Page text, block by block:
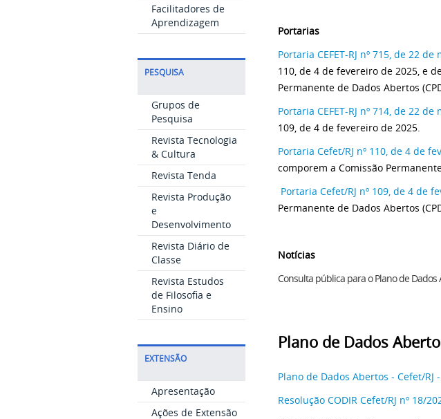
Facilitadores de
Aprendizagem
PESQUISA
Grupos de
Pesquisa
Revista Tecnologia
& Cultura
Revista Tenda
Revista Produção
e
Desenvolvimento
Revista Diário de
Classe
Revista Estudos
de Filosofia e
Ensino
EXTENSÃO
Apresentação
Ações de Extensão
Portarias
Portaria CEFET-RJ nº 715, de 22
110, de 4 de fevereiro de 2025, e
Permanente de Dados Abertos
Portaria CEFET-RJ nº 714, de 22
109, de 4 de fevereiro de 2025.
Portaria Cefet/RJ nº 110, de 4 de
comporem a Comissão
Portaria Cefet/RJ nº 109, de 4 de
Permanente de Dados Abertos
Notícias
Consulta pública para o Plano de Dados
Plano de Dados
Plano de Dados Abertos - Cefet/RJ
Resolução CODIR Cefet/RJ nº 18/